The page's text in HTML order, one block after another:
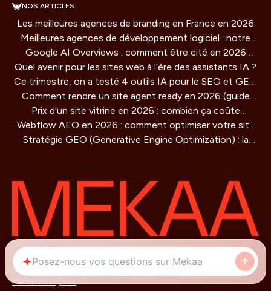
NOS ARTICLES
Les meilleures agences de branding en France en 2026
Meilleures agences de développement logiciel : notre
comparatif 2026
Google AI Overviews : comment être cité en 2026
(guide concret)
Quel avenir pour les sites web à l’ère des assistants IA ?
Ce trimestre, on a testé 4 outils IA pour le SEO et GEO
: verdict honnête
Comment rendre un site agent ready en 2026 (guide
technique)
Prix d'un site vitrine en 2026 : combien ça coûte
vraiment ?
Webflow AEO en 2026 : comment optimiser votre site
pour être cité par les moteurs IA
Stratégie GEO (Generative Engine Optimization) : la
Mentions légales
© 2026